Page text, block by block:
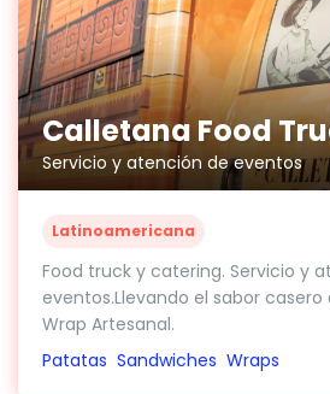
Calletana Food
Servicio y atención de eventos
Latinoamericana
Food truck y catering. Servicio y
eventos.Llevando el sabor
Wrap Artesanal.
Patatas Sandwiches Wraps